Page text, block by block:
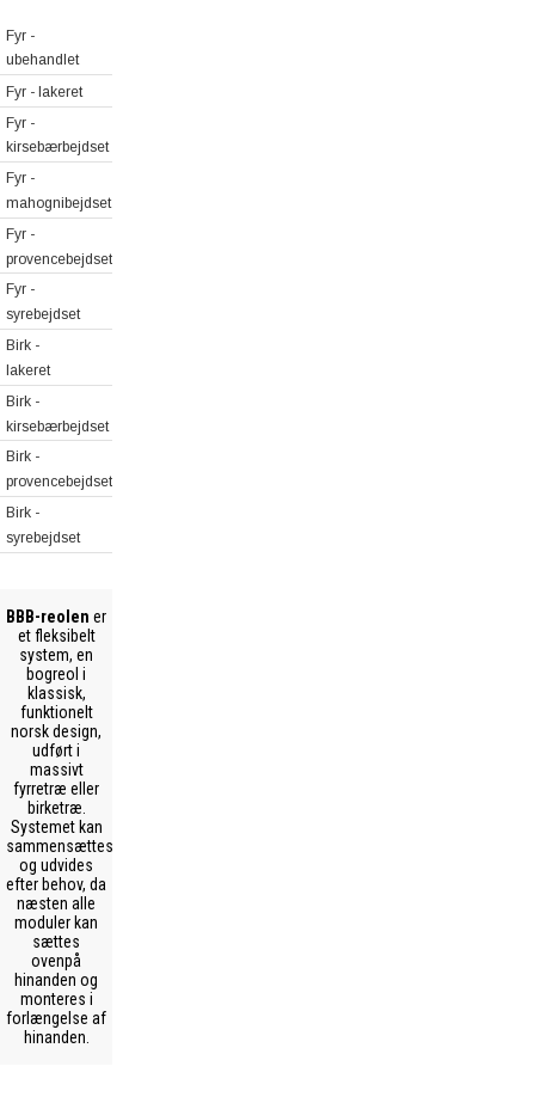
Fyr -
ubehandlet
Fyr - lakeret
Fyr -
kirsebærbejdset
Fyr -
mahognibejdset
Fyr -
provencebejdset
Fyr -
syrebejdset
Birk -
lakeret
Birk -
kirsebærbejdset
Birk -
provencebejdset
Birk -
syrebejdset
BBB-reolen er
et fleksibelt
system, en
bogreol i
klassisk,
funktionelt
norsk design,
udført i
massivt
fyrretræ eller
birketræ.
Systemet kan
sammensættes
og udvides
efter behov, da
næsten alle
moduler kan
sættes
ovenpå
hinanden og
monteres i
forlængelse af
hinanden.